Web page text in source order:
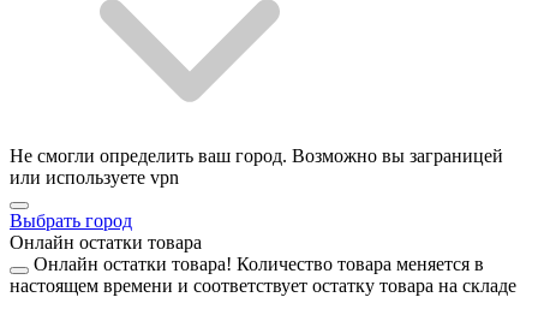
Не смогли определить ваш город. Возможно вы заграницей
или используете vpn
Выбрать город
Онлайн остатки товара
Онлайн остатки товара! Количество товара меняется в
настоящем времени и соответствует остатку товара на складе